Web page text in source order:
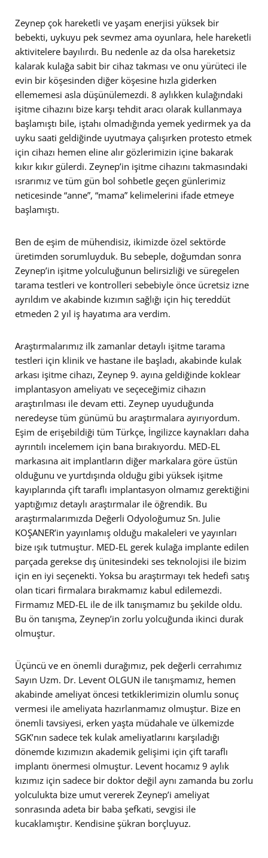
Zeynep çok hareketli ve yaşam enerjisi yüksek bir
bebekti, uykuyu pek sevmez ama oyunlara, hele hareketli
aktivitelere bayılırdı. Bu nedenle az da olsa hareketsiz
kalarak kulağa sabit bir cihaz takması ve onu yürüteci ile
evin bir köşesinden diğer köşesine hızla giderken
ellememesi asla düşünülemezdi. 8 aylıkken kulağındaki
işitme cihazını bize karşı tehdit aracı olarak kullanmaya
başlamıştı bile, iştahı olmadığında yemek yedirmek ya da
uyku saati geldiğinde uyutmaya çalışırken protesto etmek
için cihazı hemen eline alır gözlerimizin içine bakarak
kıkır kıkır gülerdi. Zeynep’in işitme cihazını takmasındaki
ısrarımız ve tüm gün bol sohbetle geçen günlerimiz
neticesinde “anne”, “mama” kelimelerini ifade etmeye
başlamıştı.
Ben de eşim de mühendisiz, ikimizde özel sektörde
üretimden sorumluyduk. Bu sebeple, doğumdan sonra
Zeynep’in işitme yolculuğunun belirsizliği ve süregelen
tarama testleri ve kontrolleri sebebiyle önce ücretsiz izne
ayrıldım ve akabinde kızımın sağlığı için hiç tereddüt
etmeden 2 yıl iş hayatıma ara verdim.
Araştırmalarımız ilk zamanlar detaylı işitme tarama
testleri için klinik ve hastane ile başladı, akabinde kulak
arkası işitme cihazı, Zeynep 9. ayına geldiğinde koklear
implantasyon ameliyatı ve seçeceğimiz cihazın
araştırılması ile devam etti. Zeynep uyuduğunda
neredeyse tüm günümü bu araştırmalara ayırıyordum.
Eşim de erişebildiği tüm Türkçe, İngilizce kaynakları daha
ayrıntılı incelemem için bana bırakıyordu. MED-EL
markasına ait implantların diğer markalara göre üstün
olduğunu ve yurtdışında olduğu gibi yüksek işitme
kayıplarında çift taraflı implantasyon olmamız gerektiğini
yaptığımız detaylı araştırmalar ile öğrendik. Bu
araştırmalarımızda Değerli Odyoloğumuz Sn. Julie
KOŞANER’in yayınlamış olduğu makaleleri ve yayınları
bize ışık tutmuştur. MED-EL gerek kulağa implante edilen
parçada gerekse dış ünitesindeki ses teknolojisi ile bizim
için en iyi seçenekti. Yoksa bu araştırmayı tek hedefi satış
olan ticari firmalara bırakmamız kabul edilemezdi.
Firmamız MED-EL ile de ilk tanışmamız bu şekilde oldu.
Bu ön tanışma, Zeynep’in zorlu yolcuğunda ikinci durak
olmuştur.
Üçüncü ve en önemli durağımız, pek değerli cerrahımız
Sayın Uzm. Dr. Levent OLGUN ile tanışmamız, hemen
akabinde ameliyat öncesi tetkiklerimizin olumlu sonuç
vermesi ile ameliyata hazırlanmamız olmuştur. Bize en
önemli tavsiyesi, erken yaşta müdahale ve ülkemizde
SGK’nın sadece tek kulak ameliyatlarını karşıladığı
dönemde kızımızın akademik gelişimi için çift taraflı
implantı önermesi olmuştur. Levent hocamız 9 aylık
kızımız için sadece bir doktor değil aynı zamanda bu zorlu
yolculukta bize umut vererek Zeynep’i ameliyat
sonrasında adeta bir baba şefkati, sevgisi ile
kucaklamıştır. Kendisine şükran borçluyuz.